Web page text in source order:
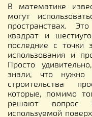
В математике
могут
пространствах.
квадрат и
последние с точки
использования и
Просто
знали, что нужно
строительства
которые, помимо
решают вопрос
используемой